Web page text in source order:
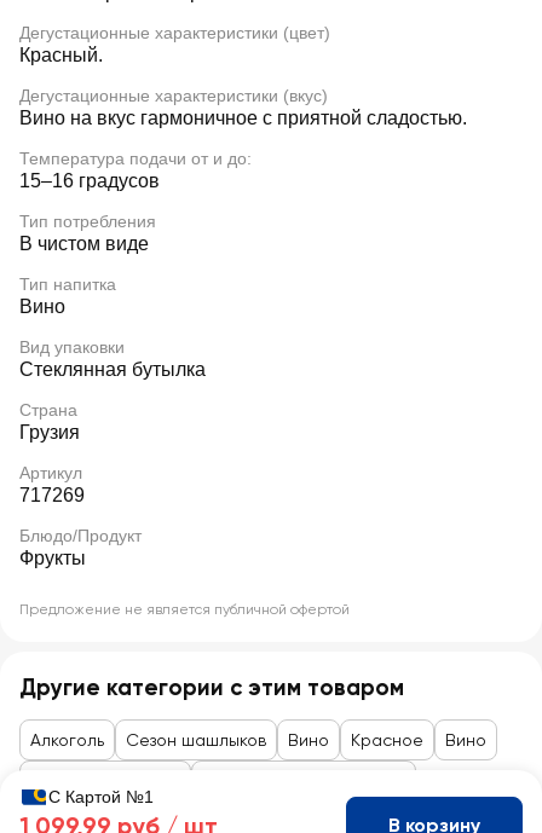
Дегустационные характеристики (цвет)
Красный.
Дегустационные характеристики (вкус)
Вино на вкус гармоничное с приятной сладостью.
Температура подачи от и до:
15–16 градусов
Тип потребления
В чистом виде
Тип напитка
Вино
Вид упаковки
Стеклянная бутылка
Страна
Грузия
Артикул
717269
Блюдо/Продукт
Фрукты
Предложение не является публичной офертой
Другие категории с этим товаром
Алкоголь Сезон шашлыков Вино Красное Вино
С Картой №1
1 099,99 руб / шт В корзину